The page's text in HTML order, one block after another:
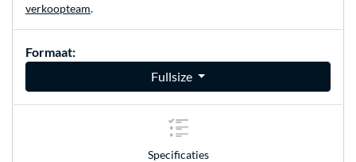
verkoopteam.
Formaat:
Fullsize
Specificaties